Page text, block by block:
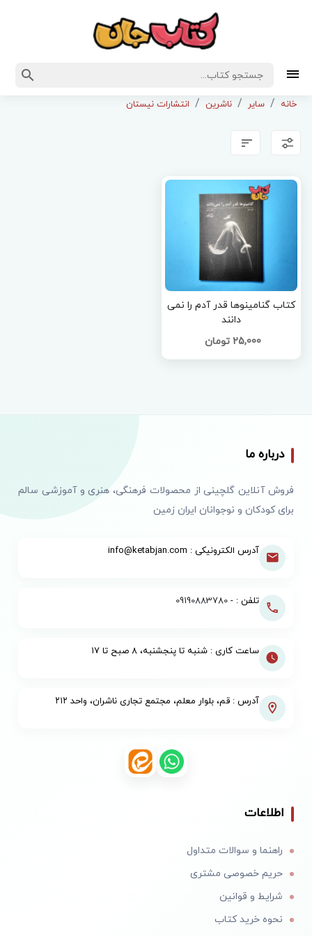
خانه سایر ناشرین انتشارات نیستان
کتاب گنامینوها قدر آدم را نمی
دانند
25,000 تومان
درباره ما
فروش آنلاین گلچینی از محصولات فرهنگی، هنری و آموزشی سالم
برای کودکان و نوجوانان ایران زمین
آدرس الکترونیکی : info@ketabjan.com
تلفن : -09190883780
ساعت کاری : شنبه تا پنجشنبه، ۸ صبح تا ۱۷
آدرس : قم، بلوار معلم، مجتمع تجاری ناشران، واحد ۲۱۲
اطلاعات
راهنما و سوالات متداول
حریم خصوصی مشتری
شرایط و قوانین
نحوه خرید کتاب